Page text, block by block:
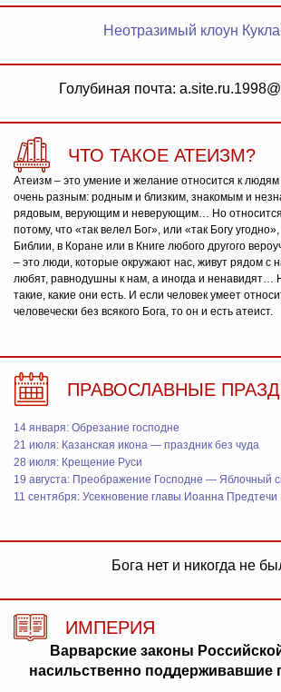
Неотразимый клоун
Голубиная почта:
ЧТО ТАКОЕ АТЕИЗМ?
Атеизм – это умение и желание относится к людям
очень разным: родным и близким, знакомым и
рядовым, верующим и неверующим… Но относится
потому, что «так велел Бог», или «так Богу
Библии, в Коране или в Книге любого другого
– это люди, которые окружают нас, живут рядом с
любят, равнодушны к нам, а иногда и ненавидят…
такие, какие они есть. И если человек умеет
человечески без всякого Бога, то он и есть атеист.
ПРАВОСЛАВНЫЕ
14 января: Обрезание господне
21 июля: Казанская икона — праздник без чуда
28 июля: Крещение Руси
19 августа: Преображение Господне — Яблочный
11 сентября: Усекновение главы Иоанна Предтечи
Бога нет и никогда не
ИМПЕРИЯ
Варварские законы
насильственно поддерживавшие